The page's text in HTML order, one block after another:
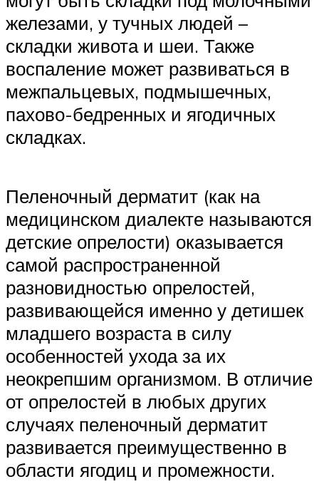
железами, у тучных людей –
складки живота и шеи. Также
воспаление может развиваться в
межпальцевых, подмышечных,
пахово-бедренных и ягодичных
складках.
Пеленочный дерматит (как на
медицинском диалекте называются
детские опрелости) оказывается
самой распространенной
разновидностью опрелостей,
развивающейся именно у детишек
младшего возраста в силу
особенностей ухода за их
неокрепшим организмом. В отличие
от опрелостей в любых других
случаях пеленочный дерматит
развивается преимущественно в
области ягодиц и промежности.